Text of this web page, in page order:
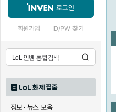
로그인
회원가입 ID/PW 찾기
LoL 화제 집중
정보 · 뉴스 모음